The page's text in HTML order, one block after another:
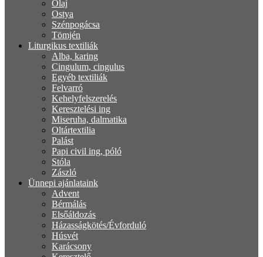
Olaj
Ostya
Szénpogácsa
Tömjén
Liturgikus textiliák
Alba, karing
Cingulum, cingulus
Egyéb textiliák
Felvarró
Kehelyfelszerelés
Keresztelési ing
Miseruha, dalmatika
Oltártextilia
Palást
Papi civil ing, póló
Stóla
Zászló
Ünnepi ajánlataink
Advent
Bérmálás
Elsőáldozás
Házasságkötés/Évforduló
Húsvét
Karácsony